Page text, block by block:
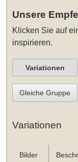
Unsere
Klicken Sie auf
inspirieren.
Variationen
Gleiche Gruppe
Variationen
Bilder